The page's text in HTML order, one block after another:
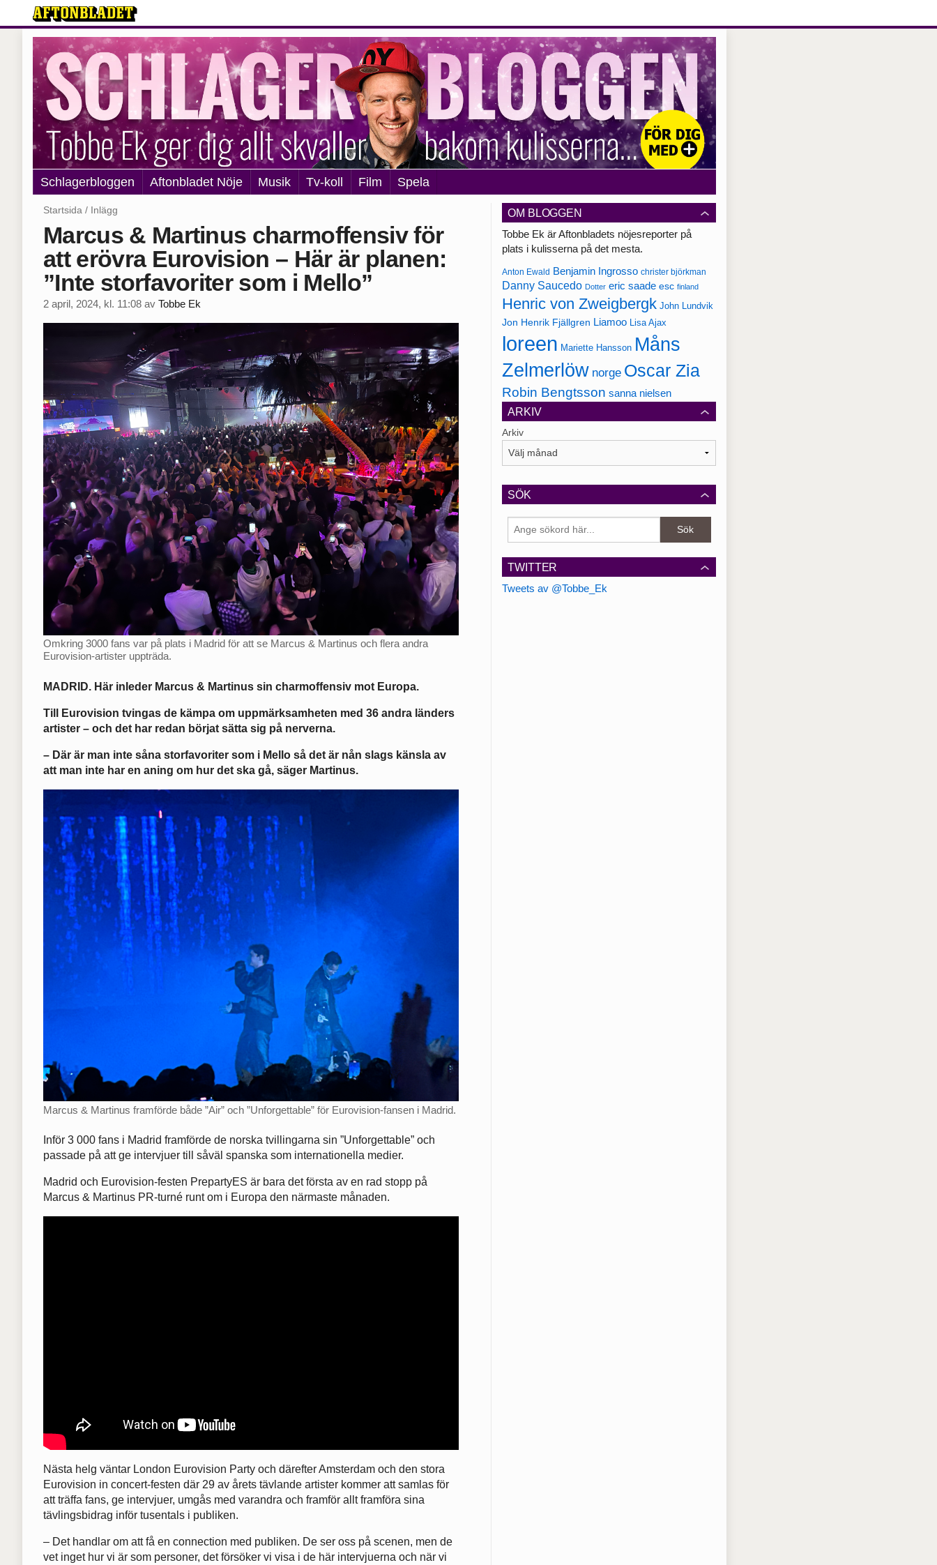
Schlagerbloggen Aftonbladet Nöje Musik Tv-koll Film Spela
Startsida / Inlägg
Marcus & Martinus charmoffensiv för
att erövra Eurovision – Här är planen:
”Inte storfavoriter som i Mello”
2 april, 2024, kl. 11:08 av Tobbe Ek
Omkring 3000 fans var på plats i Madrid för att se Marcus & Martinus och flera andra
Eurovision-artister uppträda.
MADRID. Här inleder Marcus & Martinus sin charmoffensiv mot Europa.
Till Eurovision tvingas de kämpa om uppmärksamheten med 36 andra länders
artister – och det har redan börjat sätta sig på nerverna.
– Där är man inte såna storfavoriter som i Mello så det är nån slags känsla av
att man inte har en aning om hur det ska gå, säger Martinus.
Marcus & Martinus framförde både ”Air” och ”Unforgettable” för Eurovision-fansen i Madrid.
Inför 3 000 fans i Madrid framförde de norska tvillingarna sin ”Unforgettable” och
passade på att ge intervjuer till såväl spanska som internationella medier.
Madrid och Eurovision-festen PrepartyES är bara det första av en rad stopp på
Marcus & Martinus PR-turné runt om i Europa den närmaste månaden.
Nästa helg väntar London Eurovision Party och därefter Amsterdam och den stora
Eurovision in concert-festen där 29 av årets tävlande artister kommer att samlas för
att träffa fans, ge intervjuer, umgås med varandra och framför allt framföra sina
tävlingsbidrag inför tusentals i publiken.
– Det handlar om att få en connection med publiken. De ser oss på scenen, men de
vet inget hur vi är som personer, det försöker vi visa i de här intervjuerna och när vi
OM BLOGGEN
Tobbe Ek är Aftonbladets nöjesreporter på
plats i kulisserna på det mesta.
Anton Ewald Benjamin Ingrosso christer björkman
Danny Saucedo Dotter eric saade esc finland
Henric von Zweigbergk John Lundvik
Jon Henrik Fjällgren Liamoo Lisa Ajax
loreen Mariette Hansson Måns
Zelmerlöw norge Oscar Zia
Robin Bengtsson sanna nielsen
ARKIV
Arkiv
SÖK
TWITTER
Tweets av @Tobbe_Ek